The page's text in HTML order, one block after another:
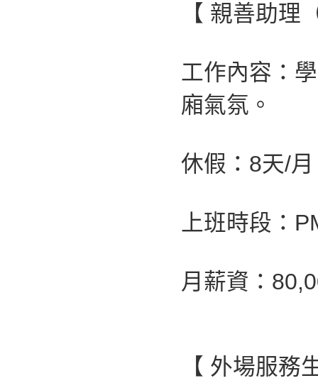
【 親善助理
工作內容：
廂氣氛。
休假：8天/月
上班時段：
月薪資：
【 外場服務